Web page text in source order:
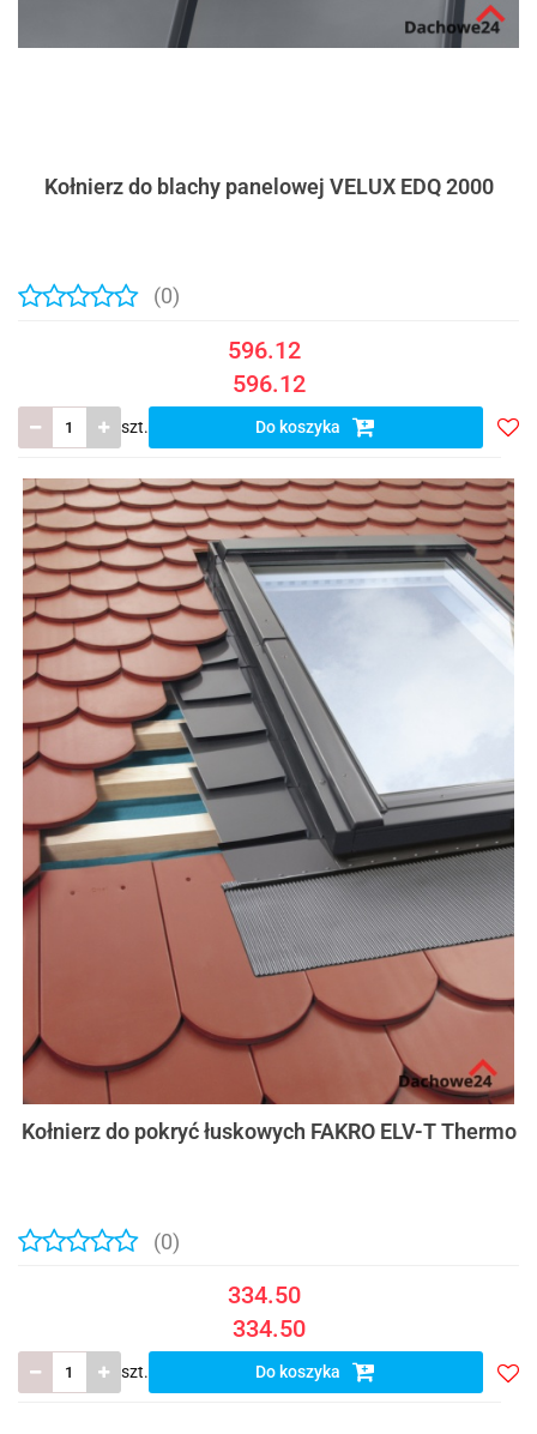
Kołnierz do blachy panelowej VELUX EDQ 2000
(0)
596.12
596.12
szt. Do koszyka
Kołnierz do pokryć łuskowych FAKRO ELV-T Thermo
(0)
334.50
334.50
szt. Do koszyka